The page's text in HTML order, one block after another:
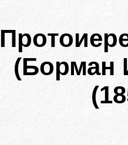
(Борман